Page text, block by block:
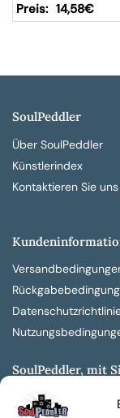
14,58€
SoulPeddler
Über SoulPeddler
Künstlerindex
Kontaktieren Sie uns
SoulPeddler, mit
entwickelt aus